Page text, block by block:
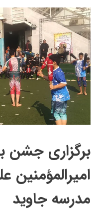
برگزاری جشن
امیرالمؤمنین
مدرسه جاوید